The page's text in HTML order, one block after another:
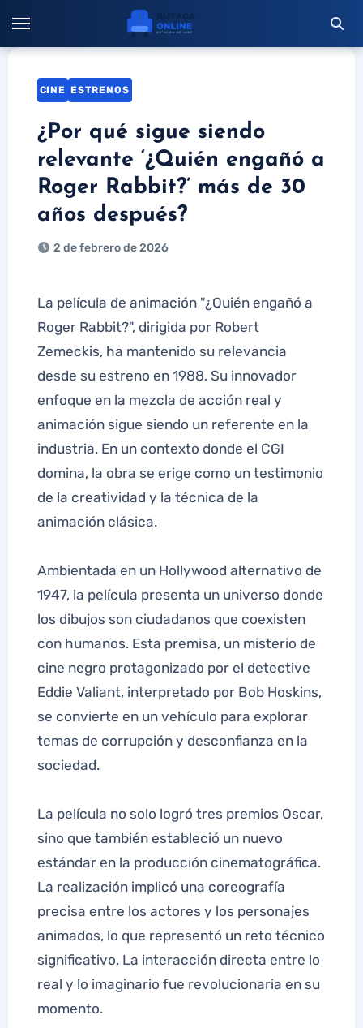
contenido
CINE ESTRENOS
¿Por qué sigue siendo
relevante ‘¿Quién engañó a
Roger Rabbit?’ más de 30
años después?
2 de febrero de 2026
La película de animación "¿Quién engañó a
Roger Rabbit?", dirigida por Robert
Zemeckis, ha mantenido su relevancia
desde su estreno en 1988. Su innovador
enfoque en la mezcla de acción real y
animación sigue siendo un referente en la
industria. En un contexto donde el CGI
domina, la obra se erige como un testimonio
de la creatividad y la técnica de la
animación clásica.
Ambientada en un Hollywood alternativo de
1947, la película presenta un universo donde
los dibujos son ciudadanos que coexisten
con humanos. Esta premisa, un misterio de
cine negro protagonizado por el detective
Eddie Valiant, interpretado por Bob Hoskins,
se convierte en un vehículo para explorar
temas de corrupción y desconfianza en la
sociedad.
La película no solo logró tres premios Oscar,
sino que también estableció un nuevo
estándar en la producción cinematográfica.
La realización implicó una coreografía
precisa entre los actores y los personajes
animados, lo que representó un reto técnico
significativo. La interacción directa entre lo
real y lo imaginario fue revolucionaria en su
momento.